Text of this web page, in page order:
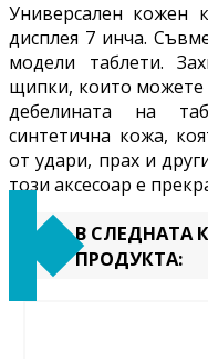
Универсален кожен
дисплея 7 инча.
модели таблети.
щипки, които можете
дебелината на
синтетична кожа,
от удари, прах и
този аксесоар е
В СЛЕДНАТА
ПРОДУКТА: